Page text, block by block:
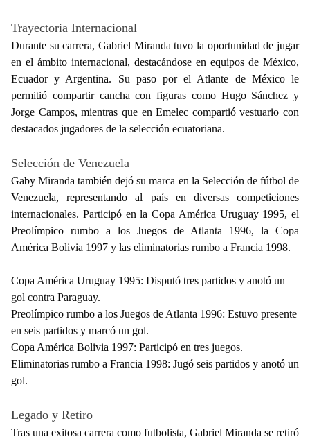
Trayectoria Internacional
Durante su carrera, Gabriel Miranda tuvo la oportunidad de jugar
en el ámbito internacional, destacándose en equipos de México,
Ecuador y Argentina. Su paso por el Atlante de México le
permitió compartir cancha con figuras como Hugo Sánchez y
Jorge Campos, mientras que en Emelec compartió vestuario con
destacados jugadores de la selección ecuatoriana.
Selección de Venezuela
Gaby Miranda también dejó su marca en la Selección de fútbol de
Venezuela, representando al país en diversas competiciones
internacionales. Participó en la Copa América Uruguay 1995, el
Preolímpico rumbo a los Juegos de Atlanta 1996, la Copa
América Bolivia 1997 y las eliminatorias rumbo a Francia 1998.
Copa América Uruguay 1995: Disputó tres partidos y anotó un
gol contra Paraguay.
Preolímpico rumbo a los Juegos de Atlanta 1996: Estuvo presente
en seis partidos y marcó un gol.
Copa América Bolivia 1997: Participó en tres juegos.
Eliminatorias rumbo a Francia 1998: Jugó seis partidos y anotó un
gol.
Legado y Retiro
Tras una exitosa carrera como futbolista, Gabriel Miranda se retiró